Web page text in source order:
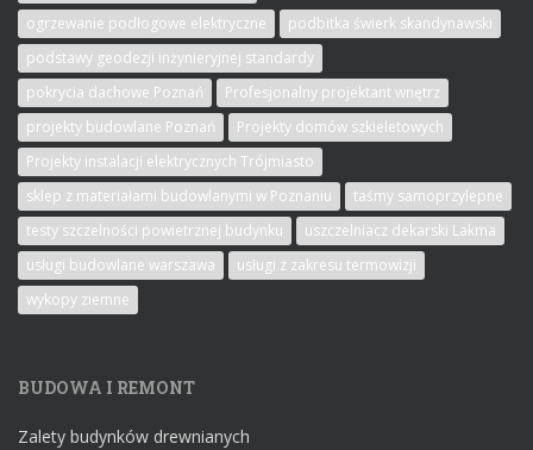
ogrzewanie podłogowe elektryczne
podbitka świerk skandynawski
podstawy geodezji inżynieryjnej standardy
pokrycia dachowe Poznań
Profesjonalny projektant wnętrz
projekty budowlane Poznań
Projekty domów szkieletowych
Projekty instalacji elektrycznych Trójmiasto
sklep z materiałami budowlanymi w Poznaniu
taśmy samoprzylepne
testy szczelności powietrznej budynku
uszczelniacz dekarski Lakma
usługi budowlane warszawa
usługi z zakresu termowizji
wykopy ziemne
BUDOWA I REMONT
Zalety budynków drewnianych